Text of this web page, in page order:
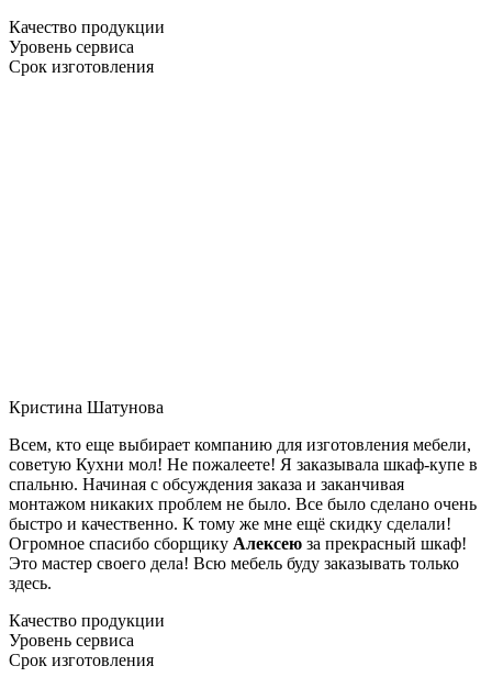
Качество продукции
Уровень сервиса
Срок изготовления
Кристина Шатунова
Всем, кто еще выбирает компанию для изготовления мебели,
советую Кухни мол! Не пожалеете! Я заказывала шкаф-купе в
спальню. Начиная с обсуждения заказа и заканчивая
монтажом никаких проблем не было. Все было сделано очень
быстро и качественно. К тому же мне ещё скидку сделали!
Огромное спасибо сборщику Алексею за прекрасный шкаф!
Это мастер своего дела! Всю мебель буду заказывать только
здесь.
Качество продукции
Уровень сервиса
Срок изготовления